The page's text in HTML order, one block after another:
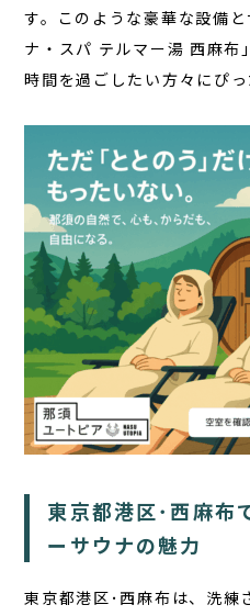
す。このような豪華な設備
ナ・スパ テルマー湯 西麻布
時間を過ごしたい方々にぴっ
東京都港区･西麻布
ーサウナの魅力
東京都港区･西麻布は、洗練